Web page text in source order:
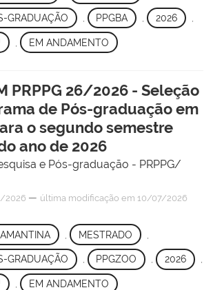
GRADUAÇÃO PPGBA , 2026
EM ANDAMENTO
PRPPG 26/2026 - Seleção
de Pós-graduação em
o segundo semestre
ano de 2026
e Pós-graduação - PRPPG/
2026 — última modificação em 10/07/2026
MESTRADO
GRADUAÇÃO , PPGZOO , 2026 ,
EM ANDAMENTO